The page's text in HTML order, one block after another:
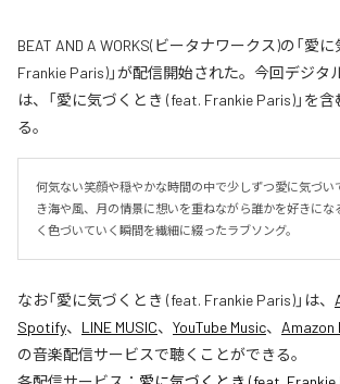
BEAT AND A WORKS(ビータナワークス)の「愛
Frankie Paris)」が配信開始された。今回デジタ
は、「愛に気づくとき (feat. Frankie Paris)」を
る。
何気ない笑顔や穏やかな時間の中で少しずつ愛に気づい
き海や風、月の情景に想いを重ねながら誰かを好きにな
く色づいていく瞬間を繊細に綴ったラブソング。
なお「愛に気づくとき (feat. Frankie Paris)」は、
Spotify、 LINE MUSIC、 YouTube Music、 Amazon
の音楽配信サービスで聴くことができる。